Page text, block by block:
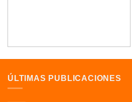
ÚLTIMAS PUBLICACIONES